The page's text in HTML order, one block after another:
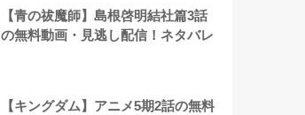
【青の祓魔師】島根啓明結社篇3話
の無料動画・見逃し配信！ネタバレ
【キングダム】アニメ5期2話の無料